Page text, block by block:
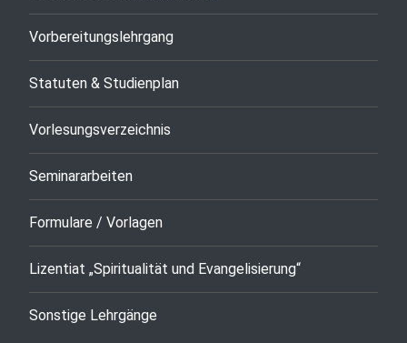
Vorbereitungslehrgang
Statuten & Studienplan
Vorlesungsverzeichnis
Seminararbeiten
Formulare / Vorlagen
Lizentiat „Spiritualität und Evangelisierung“
Sonstige Lehrgänge